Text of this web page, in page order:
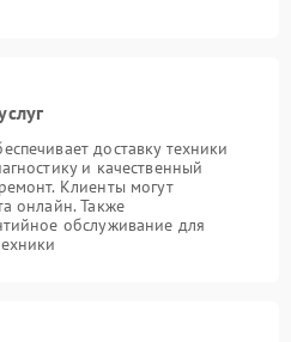
доставку техники
и качественный
Клиенты могут
онлайн. Также
обслуживание для